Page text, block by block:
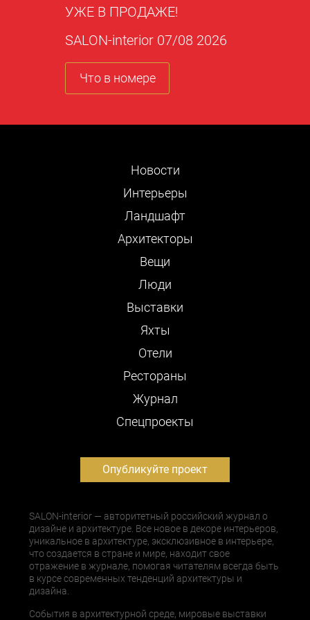
УЖЕ В ПРОДАЖЕ!
SALON-interior 07/08 2026
Что в номере
Новости
Интерьеры
Ландшафт
Архитекторы
Вещи
Люди
Выставки
Яхты
Отели
Рестораны
Журнал
Cпецпроекты
Опубликуйте проект
SALON-interior — авторитетный российский журнал о
дизайне и архитектуре. Все новое в декоре интерьеров,
уникальное в архитектуре, эксклюзивное в интерьере,
что создается в стране и мире, находит свое
отражение в журнале, помогая читателям всегда быть
в курсе современных тенденций архитектуры и
дизайна.
События в архитектурной среде, мировые выставки